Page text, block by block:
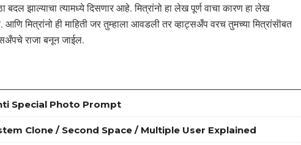
बदल झाल्याचा त्यामध्ये दिसणार आहे. मित्रांनो हा लेख पूर्ण वाचा कारण हा लेख
मित्रांनो ही माहिती जर तुम्हाला आवडली तर व्हाट्सअँप वरच तुमच्या मित्रांसॊबत
राजा बनून जाईल.
Special Photo Prompt
System Clone / Second Space / Multiple User Explained